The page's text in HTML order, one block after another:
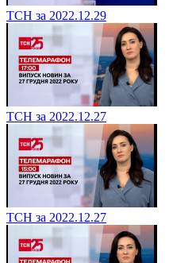
ТСН за 2022.12.29
ТСН за 2022.12.27
ТСН за 2022.12.27